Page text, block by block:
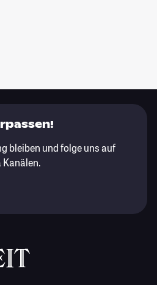
bleiben und folge uns auf